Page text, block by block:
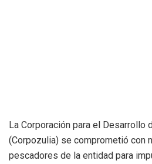
La Corporación para el Desarrollo
(Corpozulia) se comprometió con
pescadores de la entidad para